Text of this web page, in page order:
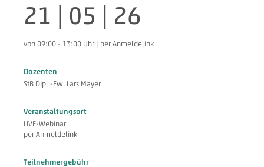
21 | 05 | 26
von 09:00 - 13:00 Uhr | per Anmeldelink
Dozenten
StB Dipl.-Fw. Lars Mayer
Veranstaltungsort
LIVE-Webinar
per Anmeldelink
Teilnehmergebühr